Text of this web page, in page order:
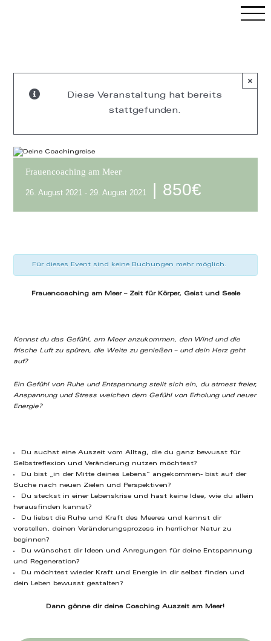
Diese Veranstaltung hat bereits
stattgefunden.
×
Frauencoaching am Meer
26. August 2021 -29. August 2021 | 850€
Für dieses Event sind keine Buchungen mehr möglich.
Frauencoaching am Meer – Zeit für Körper, Geist und Seele
Kennst du das Gefühl, am Meer anzukommen, den Wind und die
frische Luft zu spüren, die Weite zu genießen – und dein Herz geht
auf?
Ein Gefühl von Ruhe und Entspannung stellt sich ein, du atmest freier,
Anspannung und Stress weichen dem Gefühl von Erholung und neuer
Energie?
Du suchst eine Auszeit vom Alltag, die du ganz bewusst für
Selbstreflexion und Veränderung nutzen möchtest?
Du bist „in der Mitte deines Lebens“ angekommen- bist auf der
Suche nach neuen Zielen und Perspektiven?
Du steckst in einer Lebenskrise und hast keine Idee, wie du allein
herausfinden kannst?
Du liebst die Ruhe und Kraft des Meeres und kannst dir
vorstellen, deinen Veränderungsprozess in herrlicher Natur zu
beginnen?
Du wünschst dir Ideen und Anregungen für deine Entspannung
und Regeneration?
Du möchtest wieder Kraft und Energie in dir selbst finden und
dein Leben bewusst gestalten?
Dann gönne dir deine Coaching Auszeit am Meer!